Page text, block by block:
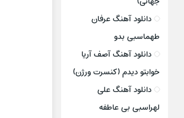
دانلود آهنگ عرفان
طهماسبی بدو
دانلود آهنگ آصف آریا
خوابتو دیدم (کنسرت ورژن)
دانلود آهنگ علی
لهراسبی بی عاطفه